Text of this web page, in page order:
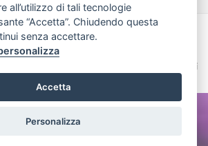
- Realizzazione Siti ecommerce per Fioristi
Termini e Condizioni
all’utilizzo di tali tecnologie
“Accetta”. Chiudendo questa
senza accettare.
Accetta
Personalizza